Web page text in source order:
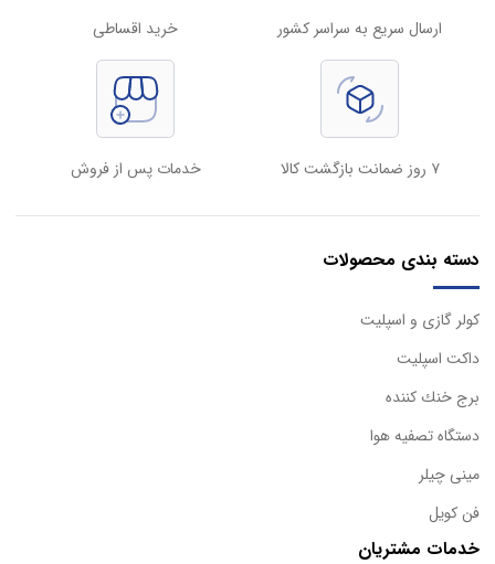
ارسال سریع به سراسر کشور خرید اقساطی
۷ روز ضمانت بازگشت کالا خدمات پس از فروش
دسته بندی محصولات
كولر گازی و اسپليت
داكت اسپليت
برج خنك كننده
دستگاه تصفيه هوا
مینی چیلر
فن کویل
خدمات مشتریان